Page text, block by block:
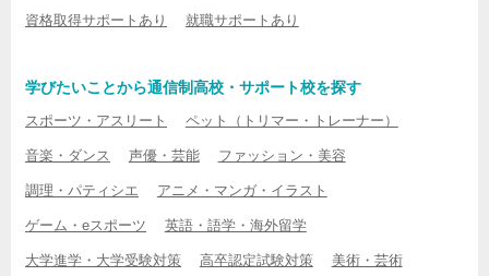
資格取得サポートあり 就職サポートあり
学びたいことから通信制高校・サポート校を探す
スポーツ・アスリート ペット（トリマー・トレーナー）
音楽・ダンス 声優・芸能 ファッション・美容
調理・パティシエ アニメ・マンガ・イラスト
ゲーム・eスポーツ 英語・語学・海外留学
大学進学・大学受験対策 高卒認定試験対策 美術・芸術